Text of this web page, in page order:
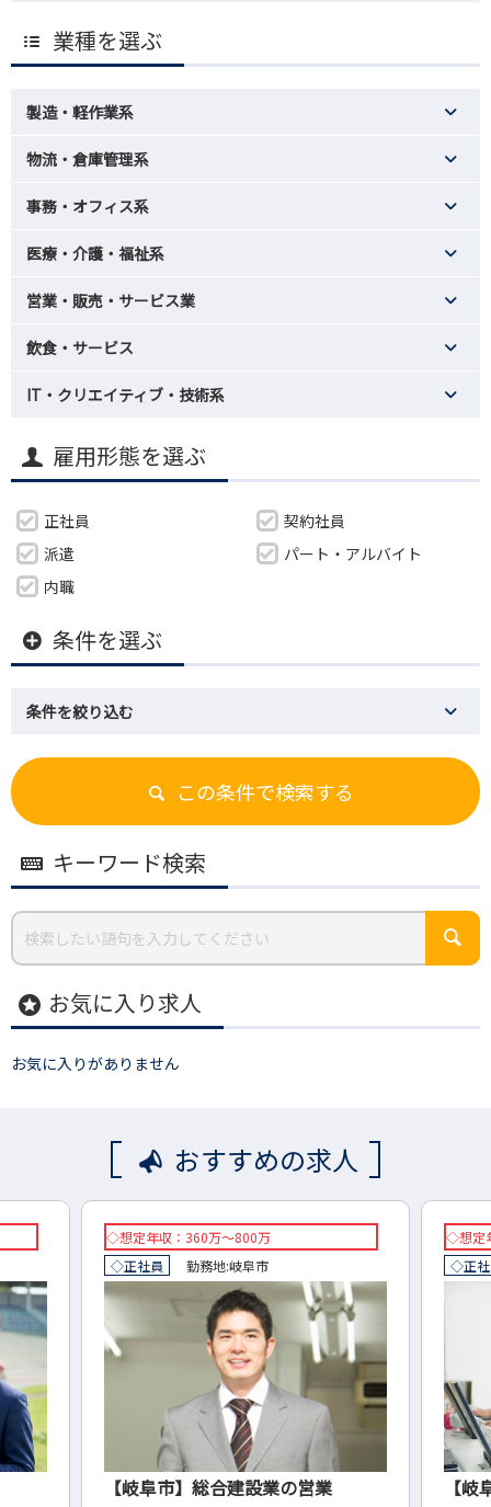
業種を選ぶ
製造・軽作業系
物流・倉庫管理系
事務・オフィス系
医療・介護・福祉系
営業・販売・サービス業
飲食・サービス
IT・クリエイティブ・技術系
雇用形態を選ぶ
正社員
契約社員
派遣
パート・アルバイト
内職
条件を選ぶ
条件を絞り込む
この条件で検索する
キーワード検索
stars お気に入り求人
お気に入りがありません
おすすめの求人
◇想定年収：360万～800万
◇正社員
勤務地:岐阜市
【岐阜市】総合建設業の営業
◇想定
◇正
【